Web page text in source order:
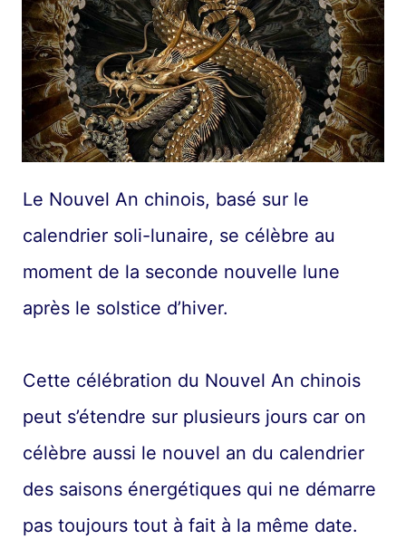
Le Nouvel An chinois, basé sur le
calendrier soli-lunaire, se célèbre au
moment de la seconde nouvelle lune
après le solstice d’hiver.
Cette célébration du Nouvel An chinois
peut s’étendre sur plusieurs jours car on
célèbre aussi le nouvel an du calendrier
des saisons énergétiques qui ne démarre
pas toujours tout à fait à la même date.